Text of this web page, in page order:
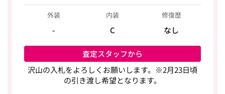
外装
-
内装
C
修復歴
なし
査定スタッフから
沢山の入札をよろしくお願いします。※2月23日頃
の引き渡し希望となります。